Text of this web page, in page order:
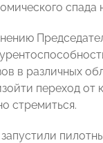
в различных
переход от
стремиться.